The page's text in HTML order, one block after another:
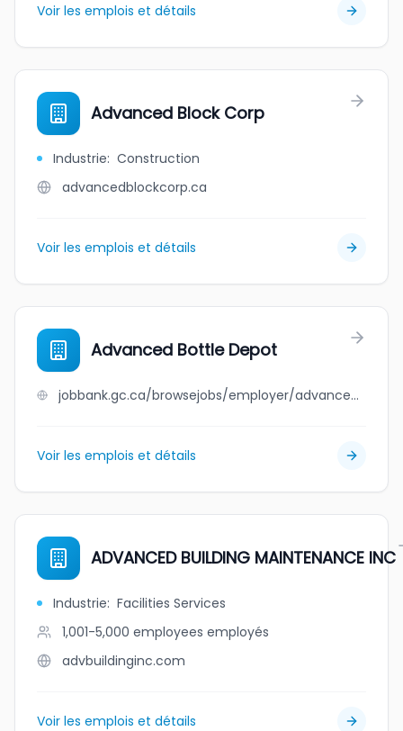
Voir les emplois et détails
Advanced Block Corp
Industrie: Construction
advancedblockcorp.ca
Voir les emplois et détails
Advanced Bottle Depot
jobbank.gc.ca/browsejobs/employer/advanced+bottle+depot/ca
Voir les emplois et détails
ADVANCED BUILDING MAINTENANCE INC
Industrie: Facilities Services
1,001-5,000 employees employés
advbuildinginc.com
Voir les emplois et détails